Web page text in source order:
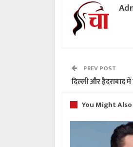
PREV POST
दिल्ली और हैदराबाद
You Might